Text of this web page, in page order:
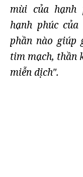
mùi của hạnh
hạnh phúc
phần nào giúp
tim mạch, thần
miễn dịch".